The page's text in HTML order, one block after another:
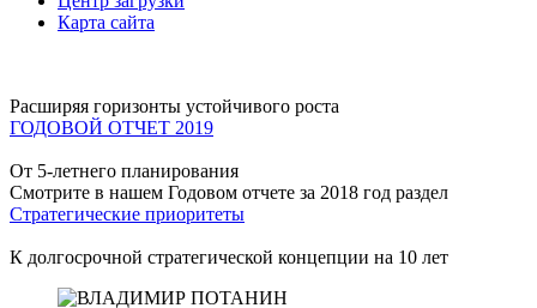
Карта сайта
Расширяя горизонты устойчивого роста
ГОДОВОЙ ОТЧЕТ 2019
От 5-летнего планирования
Смотрите в нашем Годовом отчете за 2018 год раздел
Стратегические приоритеты
К долгосрочной стратегической концепции на 10 лет